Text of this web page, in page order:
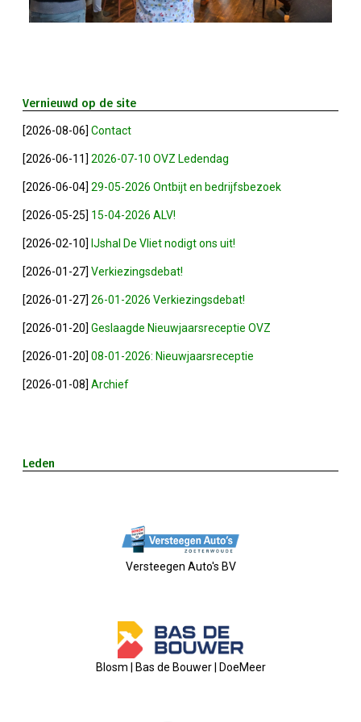
Privé Adressen
Flessenpost
UBO-Register (!!)
Eerste Meet & Greet Druk Bezocht
Save The Date(s)
Nieuw Bestuur
Agenda
18-09-2026 Bedrijfsbezoek
Archief
29-05-2026 Ontbijt En
15-04-2026 ALV!
Vernieuwd op de site
[2026-08-06] Contact
[2026-06-11] 2026-07-10 OVZ Ledendag
[2026-06-04] 29-05-2026 Ontbijt en bedrijfsbezoek
[2026-05-25] 15-04-2026 ALV!
[2026-02-10] IJshal De Vliet nodigt ons uit!
[2026-01-27] Verkiezingsdebat!
[2026-01-27] 26-01-2026 Verkiezingsdebat!
[2026-01-20] Geslaagde Nieuwjaarsreceptie OVZ
[2026-01-20] 08-01-2026: Nieuwjaarsreceptie
[2026-01-08] Archief
Leden
Versteegen Auto's BV
Blosm | Bas de Bouwer | DoeMeer